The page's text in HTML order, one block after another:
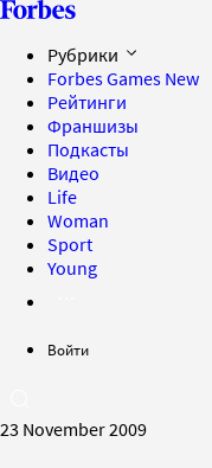
Рубрики
Forbes Games New
Рейтинги
Франшизы
Подкасты
Видео
Life
Woman
Sport
Young
Войти
23 November 2009